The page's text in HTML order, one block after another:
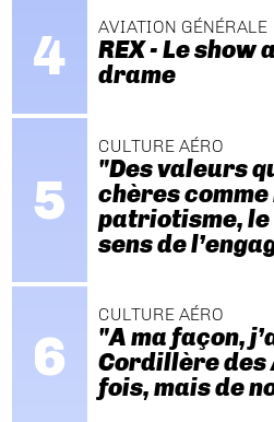
AVIATION GÉNÉRALE
REX - Le
drame
CULTURE AÉRO
"Des valeurs
chères
patriotisme,
sens de
CULTURE AÉRO
"A ma façon,
Cordillère des
fois, mais de